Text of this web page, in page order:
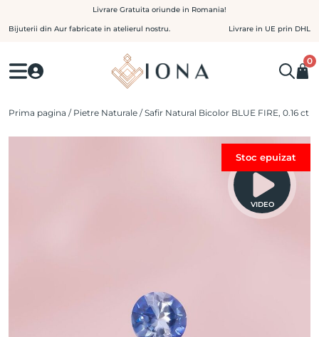
to
Livrare Gratuita oriunde in Romania!
Bijuterii din Aur fabricate in atelierul nostru. Livrare in UE prin DHL
0
Prima pagina / Pietre Naturale / Safir Natural Bicolor BLUE FIRE, 0.16 ct
Stoc epuizat
VIDEO